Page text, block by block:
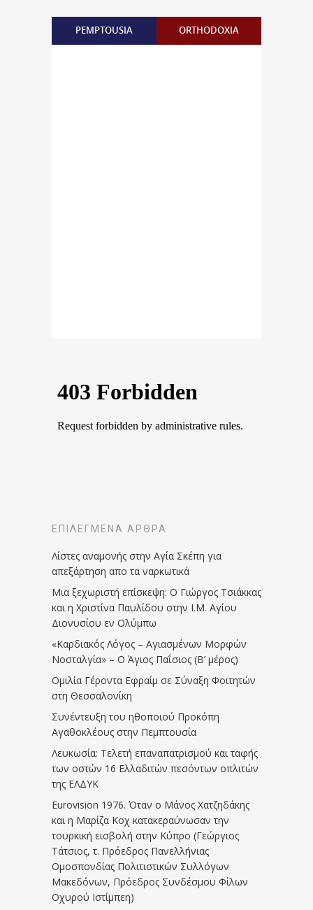
PEMPTOUSIA ORTHODOXIA
ΕΠΙΛΕΓΜΈΝΑ ΆΡΘΡΑ
Λίστες αναμονής στην Αγία Σκέπη για
απεξάρτηση απο τα ναρκωτικά
Μια ξεχωριστή επίσκεψη: Ο Γιώργος Τσιάκκας
και η Χριστίνα Παυλίδου στην Ι.Μ. Αγίου
Διονυσίου εν Ολύμπω
«Καρδιακός Λόγος – Αγιασμένων Μορφών
Νοσταλγία» – Ο Άγιος Παΐσιος (Β’ μέρος)
Ομιλία Γέροντα Εφραίμ σε Σύναξη Φοιτητών
στη Θεσσαλονίκη
Συνέντευξη του ηθοποιού Προκόπη
Αγαθοκλέους στην Πεμπτουσία
Λευκωσία: Τελετή επαναπατρισμού και ταφής
των οστών 16 Ελλαδιτών πεσόντων οπλιτών
της ΕΛΔΥΚ
Eurovision 1976. Όταν ο Μάνος Χατζηδάκης
και η Μαρίζα Κοχ κατακεραύνωσαν την
τουρκική εισβολή στην Κύπρο (Γεώργιος
Τάτσιος, τ. Πρόεδρος Πανελλήνιας
Ομοσπονδίας Πολιτιστικών Συλλόγων
Μακεδόνων, Πρόεδρος Συνδέσμου Φίλων
Οχυρού Ιστίμπεη)